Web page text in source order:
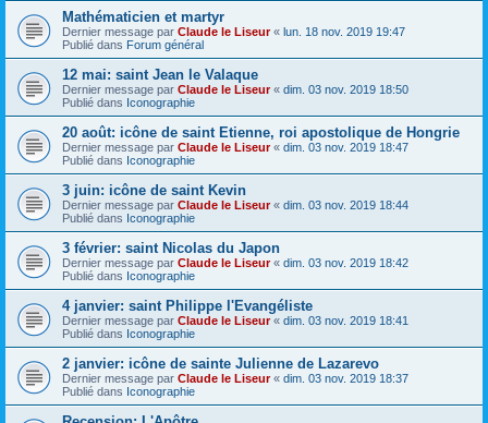
Mathématicien et martyr
Dernier message par Claude le Liseur« lun. 18 nov. 2019 19:47
Publié dans Forum général
12 mai: saint Jean le Valaque
Dernier message par Claude le Liseur« dim. 03 nov. 2019 18:50
Publié dans Iconographie
20 août: icône de saint Etienne, roi apostolique de Hongrie
Dernier message par Claude le Liseur« dim. 03 nov. 2019 18:47
Publié dans Iconographie
3 juin: icône de saint Kevin
Dernier message par Claude le Liseur« dim. 03 nov. 2019 18:44
Publié dans Iconographie
3 février: saint Nicolas du Japon
Dernier message par Claude le Liseur« dim. 03 nov. 2019 18:42
Publié dans Iconographie
4 janvier: saint Philippe l'Evangéliste
Dernier message par Claude le Liseur« dim. 03 nov. 2019 18:41
Publié dans Iconographie
2 janvier: icône de sainte Julienne de Lazarevo
Dernier message par Claude le Liseur« dim. 03 nov. 2019 18:37
Publié dans Iconographie